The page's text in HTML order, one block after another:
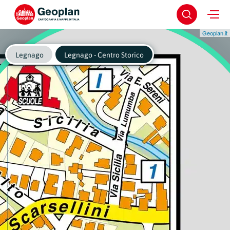
Geoplan.it
Legnago Legnago - Centro Storico